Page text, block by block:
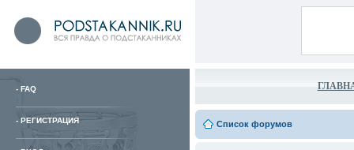
- FAQ
- РЕГИСТРАЦИЯ Список форумов